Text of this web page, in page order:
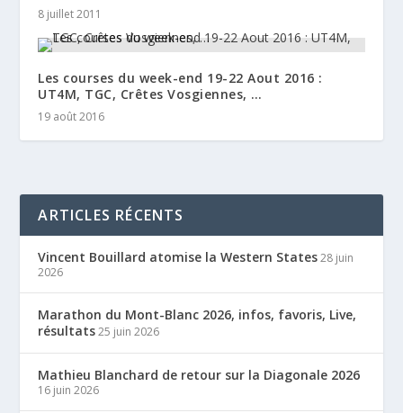
8 juillet 2011
Les courses du week-end 19-22 Aout 2016 :
UT4M, TGC, Crêtes Vosgiennes, …
19 août 2016
ARTICLES RÉCENTS
Vincent Bouillard atomise la Western States 28 juin
2026
Marathon du Mont-Blanc 2026, infos, favoris, Live,
résultats 25 juin 2026
Mathieu Blanchard de retour sur la Diagonale 2026
16 juin 2026